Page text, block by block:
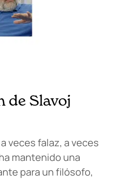
de Slavoj
veces falaz, a veces
mantenido una
para un filósofo,